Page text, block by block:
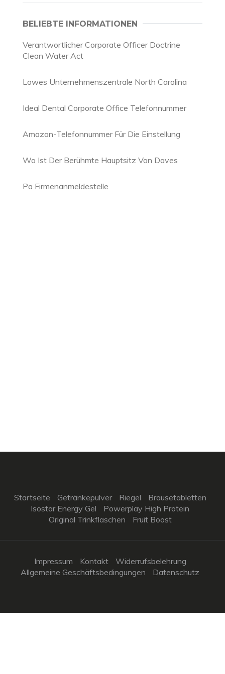
BELIEBTE INFORMATIONEN
Verantwortlicher Corporate Officer Doctrine
Clean Water Act
Lowes Unternehmenszentrale North Carolina
Ideal Dental Corporate Office Telefonnummer
Amazon-Telefonnummer Für Die Einstellung
Wo Ist Der Berühmte Hauptsitz Von Daves
Pa Firmenanmeldestelle
Startseite Getränkepulver Riegel
Brausetabletten
Isostar Energy Gel
Powerplay High Protein
Original Trinkflaschen
Fruit Boost
Impressum Kontakt
Widerrufsbelehrung
Allgemeine Geschäftsbedingungen
Datenschutz